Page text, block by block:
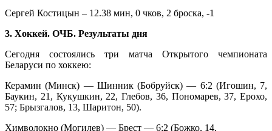
Сергей Костицын – 12.38 мин, 0 чков, 2 броска, -1
3. Хоккей. ОЧБ. Результаты дня
Сегодня состоялись три матча Открытого чемпионата
Беларуси по хоккею:
Керамин (Минск) — Шинник (Бобруйск) — 6:2 (Игошин, 7,
Баукин, 21, Кукушкин, 22, Глебов, 36, Пономарев, 37, Ерохо,
57; Брызгалов, 13, Шаритон, 50).
Химволокно (Могилев) — Брест — 6:2 (Божко, 14,